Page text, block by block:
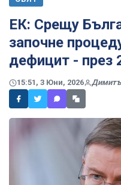
ЕК: Срещу
започне
дефицит - през
15:51, 3 Юни, 2026